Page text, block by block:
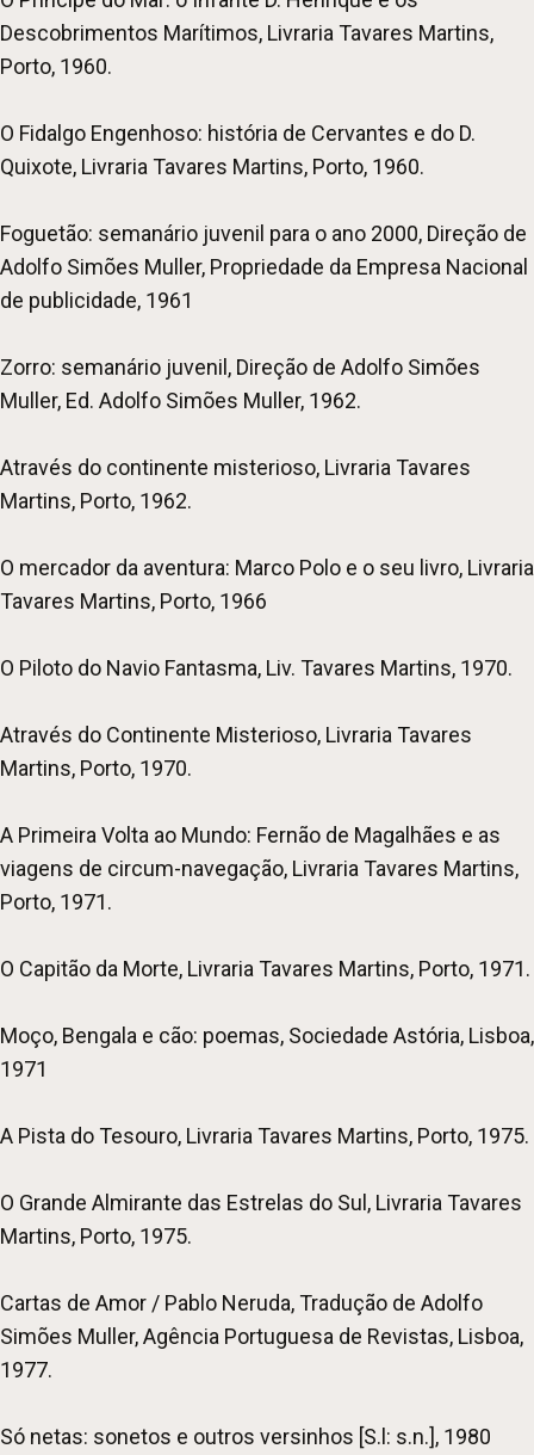
Descobrimentos Marítimos, Livraria Tavares Martins,
Porto, 1960.
O Fidalgo Engenhoso: história de Cervantes e do D.
Quixote, Livraria Tavares Martins, Porto, 1960.
Foguetão: semanário juvenil para o ano 2000, Direção de
Adolfo Simões Muller, Propriedade da Empresa Nacional
de publicidade, 1961
Zorro: semanário juvenil, Direção de Adolfo Simões
Muller, Ed. Adolfo Simões Muller, 1962.
Através do continente misterioso, Livraria Tavares
Martins, Porto, 1962.
O mercador da aventura: Marco Polo e o seu livro, Livraria
Tavares Martins, Porto, 1966
O Piloto do Navio Fantasma, Liv. Tavares Martins, 1970.
Através do Continente Misterioso, Livraria Tavares
Martins, Porto, 1970.
A Primeira Volta ao Mundo: Fernão de Magalhães e as
viagens de circum-navegação, Livraria Tavares Martins,
Porto, 1971.
O Capitão da Morte, Livraria Tavares Martins, Porto, 1971.
Moço, Bengala e cão: poemas, Sociedade Astória, Lisboa,
1971
A Pista do Tesouro, Livraria Tavares Martins, Porto, 1975.
O Grande Almirante das Estrelas do Sul, Livraria Tavares
Martins, Porto, 1975.
Cartas de Amor / Pablo Neruda, Tradução de Adolfo
Simões Muller, Agência Portuguesa de Revistas, Lisboa,
1977.
Só netas: sonetos e outros versinhos [S.l: s.n.], 1980